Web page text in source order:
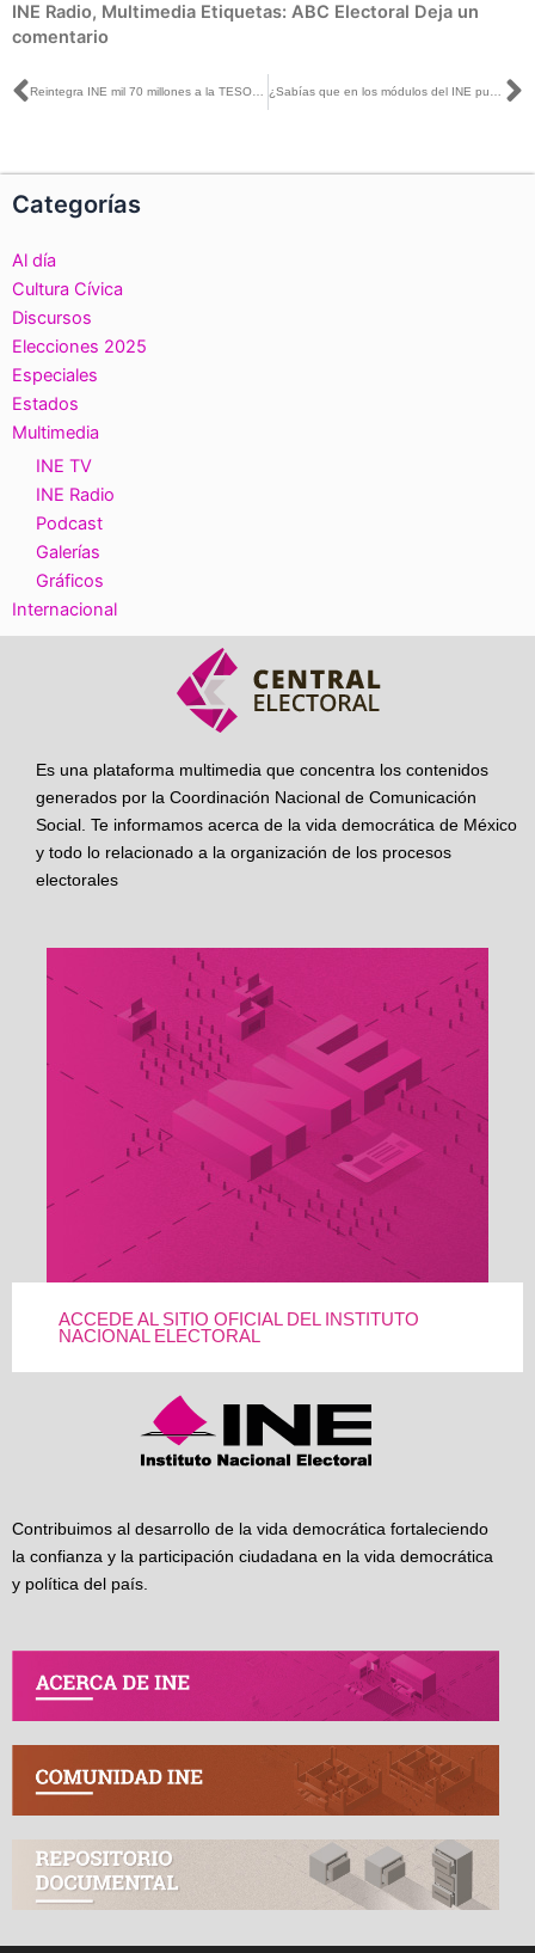
INE Radio, Multimedia Etiquetas: ABC Electoral Deja un
comentario
Ant Reintegra INE mil 70 millones a la TESOFE ¿Sabías que en los módulos del INE puedes reportar el fallecimiento de un familiar?
Categorías
Al día
Cultura Cívica
Discursos
Elecciones 2025
Especiales
Estados
Multimedia
INE TV
INE Radio
Podcast
Galerías
Gráficos
Internacional
Es una plataforma multimedia que concentra los contenidos
generados por la Coordinación Nacional de Comunicación
Social. Te informamos acerca de la vida democrática de México
y todo lo relacionado a la organización de los procesos
electorales
ACCEDE AL SITIO OFICIAL DEL INSTITUTO
NACIONAL ELECTORAL
Contribuimos al desarrollo de la vida democrática fortaleciendo
la confianza y la participación ciudadana en la vida democrática
y política del país.